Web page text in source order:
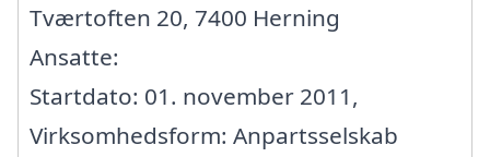
Tværtoften 20, 7400 Herning
Ansatte:
Startdato: 01. november 2011,
Virksomhedsform: Anpartsselskab